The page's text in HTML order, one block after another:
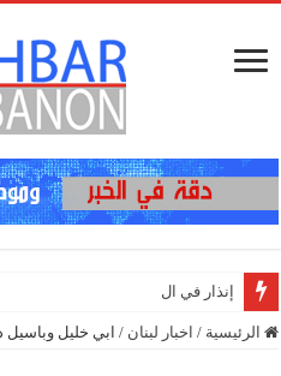
إنذار في الجنوب… هل يتكرّر
الرئيسية / اخبار لبنان / ابي خليل